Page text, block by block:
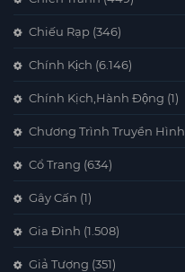
Chiếu Rạp (346)
Chính Kịch (6.146)
Chính Kịch,Hành Động (1)
Chương Trình Truyền Hình
Cổ Trang (634)
Gây Cấn (1)
Gia Đình (1.508)
Giả Tượng (351)